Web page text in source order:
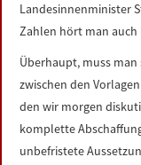
Landesinnenminister
Zahlen hört man auch
Überhaupt, muss
zwischen den
den wir morgen
komplette
unbefristete